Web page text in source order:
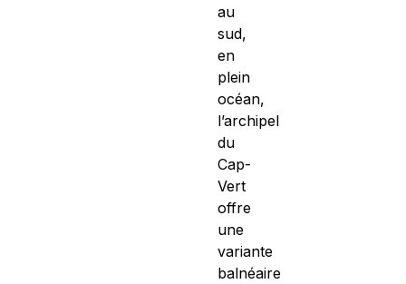
au
sud,
en
plein
océan,
l’archipel
du
Cap-
Vert
offre
une
variante
balnéaire